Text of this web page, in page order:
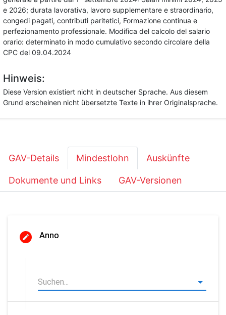
e 2026; durata lavorativa, lavoro supplementare e straordinario,
congedi pagati, contributi paritetici, Formazione continua e
perfezionamento professionale. Modifica del calcolo del salario
orario: determinato in modo cumulativo secondo circolare della
CPC del 09.04.2024
Hinweis:
Diese Version existiert nicht in deutscher Sprache. Aus diesem
Grund erscheinen nicht übersetzte Texte in ihrer Originalsprache.
GAV-Details Mindestlohn Auskünfte
Dokumente und Links GAV-Versionen
Anno